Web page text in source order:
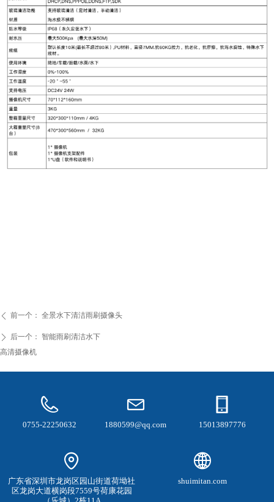
ꄴ 前一个： 全景水下清洁雨刷摄像头
ꄲ 后一个： 智能雨刷清洁水下
高清摄像机
0755-22250632 1880599@qq.com 15013897776
广东省深圳市龙岗区园山街道荷坳社
区龙岗大道横岗段7559号荷康花园
shuimitan.com